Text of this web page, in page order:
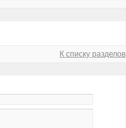
К списку разделов